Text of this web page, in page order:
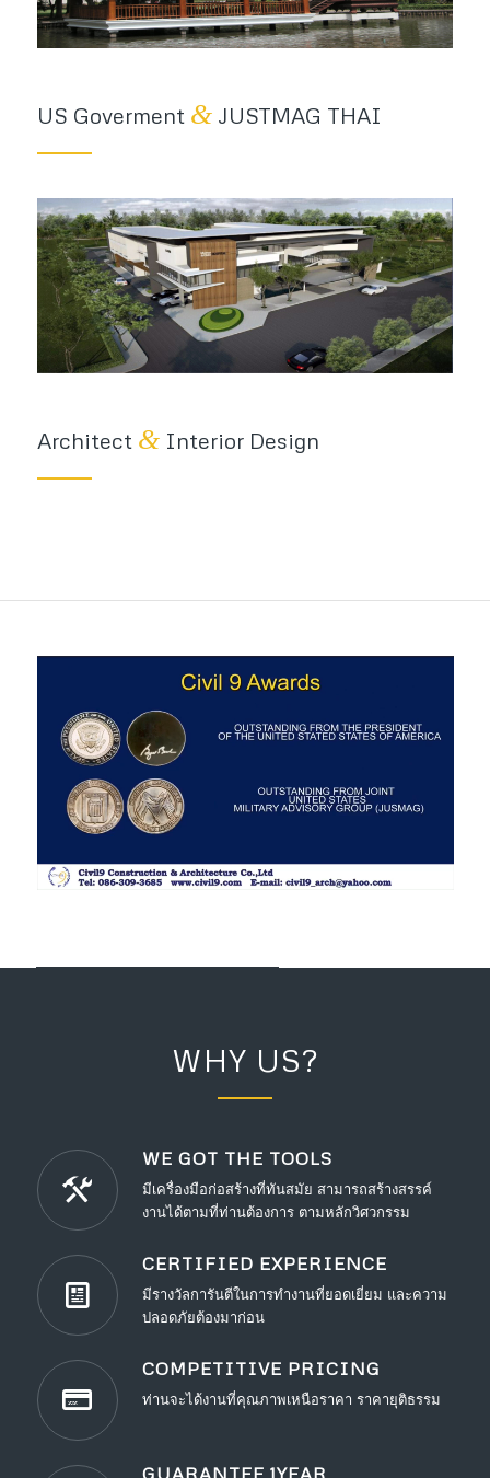
US Goverment &JUSTMAG THAI
Architect &Interior Design
WHY US?
WE GOT THE TOOLS
มีเครื่องมือก่อสร้างที่ทันสมัย สามารถสร้างสรรค์
งานได้ตามที่ท่านต้องการ ตามหลักวิศวกรรม
CERTIFIED EXPERIENCE
มีรางวัลการันตีในการทำงานที่ยอดเยี่ยม และความ
ปลอดภัยต้องมาก่อน
COMPETITIVE PRICING
ท่านจะได้งานที่คุณภาพเหนือราคา ราคายุติธรรม